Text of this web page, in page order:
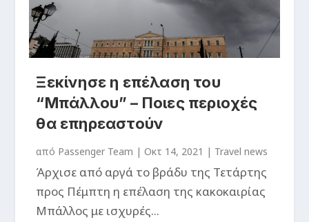
Ξεκίνησε η επέλαση του
“Μπάλλου” – Ποιες περιοχές
θα επηρεαστούν
από Passenger Team |Οκτ 14, 2021 | Travel news
Άρχισε από αργά το βράδυ της Τετάρτης
προς Πέμπτη η επέλαση της κακοκαιρίας
Μπάλλος με ισχυρές...